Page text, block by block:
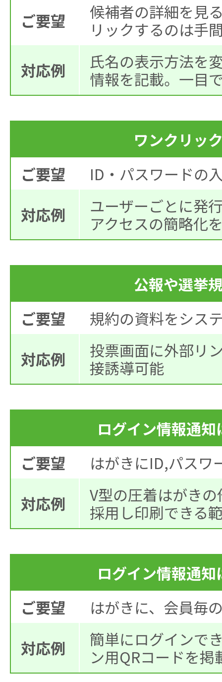
ご要望
候補者の詳細を見
リックするのは手
対応例
氏名の表示方法を
情報を記載。一目
ワンクリッ
ご要望
ID・パスワードの
対応例
ユーザーごとに発
アクセスの簡略化
公報や選挙
ご要望
規約の資料をシス
対応例
投票画面に外部リ
接誘導可能
ログイン情報通
ご要望
はがきにID,パスワ
対応例
V型の圧着はがき
採用し印刷できる
ログイン情報通
ご要望
はがきに、会員毎
対応例
簡単にログインで
ン用QRコードを掲